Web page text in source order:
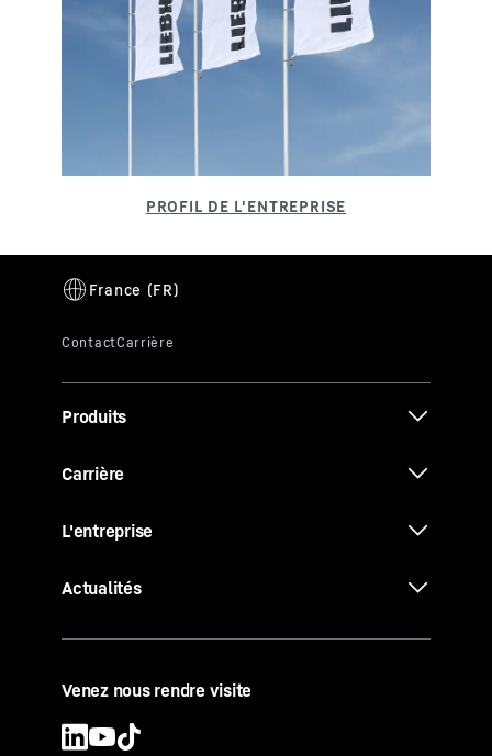
Produits
Carrière
L'entreprise
Actualités
Venez nous rendre visite